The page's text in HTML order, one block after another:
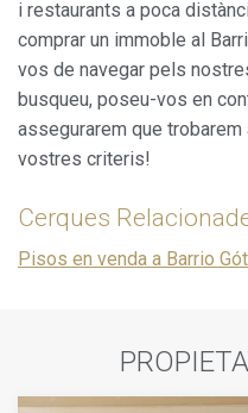
i restaurants a poca
comprar un immoble al
vos de navegar pels
busqueu, poseu-vos en
assegurarem que
vostres criteris!
Cerques
Pisos en venda a Barrio